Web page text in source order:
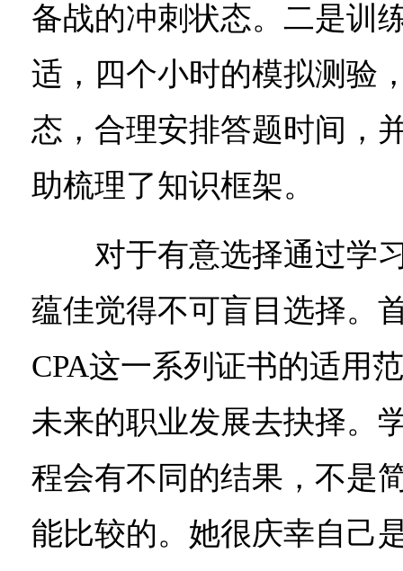
备战的冲刺状态。二是训
适，四个小时的模拟测验
态，合理安排答题时间，
助梳理了知识框架。
对于有意选择通过学习
蕴佳觉得不可盲目选择。
CPA这一系列证书的适用
未来的职业发展去抉择。
程会有不同的结果，不是
能比较的。她很庆幸自己